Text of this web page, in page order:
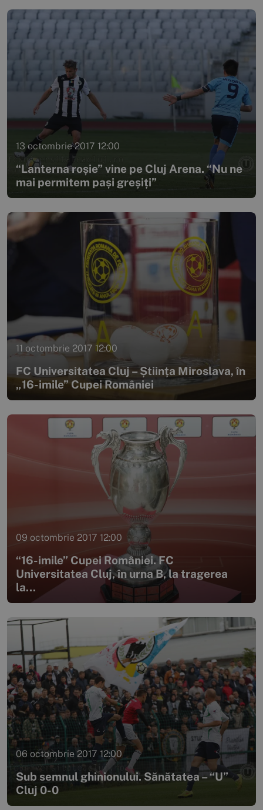
13 octombrie 2017 12:00
“Lanterna roșie” vine pe Cluj Arena. “Nu ne
mai permitem pași greșiți”
11 octombrie 2017 12:00
FC Universitatea Cluj – Știința Miroslava, în
„16-imile” Cupei României
09 octombrie 2017 12:00
“16-imile” Cupei României. FC
Universitatea Cluj, în urna B, la tragerea
la...
06 octombrie 2017 12:00
Sub semnul ghinionului. Sănătatea – “U”
Cluj 0-0